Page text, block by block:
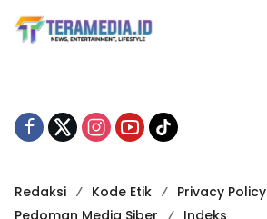
Redaksi Kode Etik Privacy Policy